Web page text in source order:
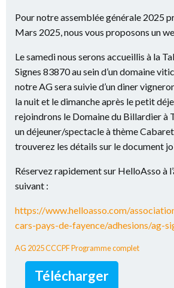
Pour notre assemblée générale 2025
Mars 2025, nous vous proposons un
Le samedi nous serons accueillis à la
Signes 83870 au sein d’un domaine
notre AG sera suivie d’un diner
la nuit et le dimanche après le petit
rejoindrons le Domaine du Billardier à
un déjeuner/spectacle à thème
trouverez les détails sur le document
Réservez rapidement sur HelloAsso à
suivant :
https://www.helloasso.com/
cars-pays-de-fayence/adhesions/ag-
AG 2025 CCCPF Programme complet
Télécharger